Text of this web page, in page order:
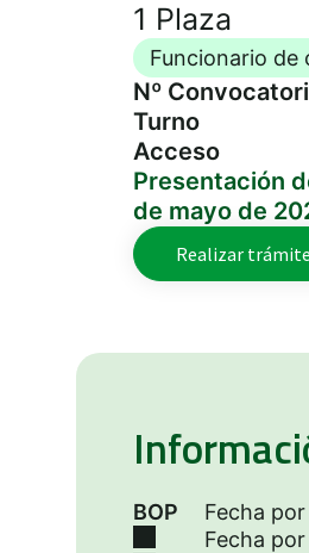
1 Plaza
Funcionario de
Nº
Turno
Acceso
Presentación
de mayo de
Realizar trámite
BOP
Fecha
Fecha